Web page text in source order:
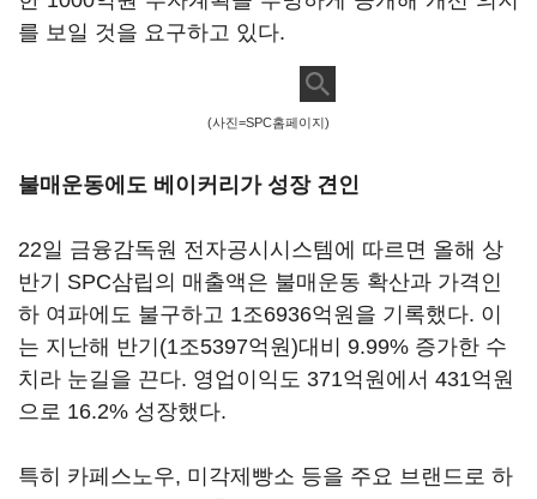
를 보일 것을 요구하고 있다.
(사진=SPC홈페이지)
불매운동에도 베이커리가 성장 견인
22일 금융감독원 전자공시시스템에 따르면 올해 상
반기 SPC삼립의 매출액은 불매운동 확산과 가격인
하 여파에도 불구하고 1조6936억원을 기록했다. 이
는 지난해 반기(1조5397억원)대비 9.99% 증가한 수
치라 눈길을 끈다. 영업이익도 371억원에서 431억원
으로 16.2% 성장했다.
특히 카페스노우, 미각제빵소 등을 주요 브랜드로 하